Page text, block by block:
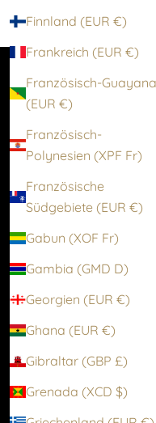
Finnland (EUR €)
Frankreich (EUR €)
Französisch-Guayana
(EUR €)
Französisch-
Polynesien (XPF Fr)
Französische
Südgebiete (EUR €)
Gabun (XOF Fr)
Gambia (GMD D)
Georgien (EUR €)
Ghana (EUR €)
Gibraltar (GBP £)
Grenada (XCD $)